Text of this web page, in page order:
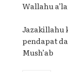
Wallahu
Jazakillahu
pendapat
Mush’ab